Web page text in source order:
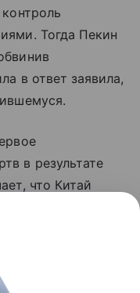
Тогда Пекин
в ответ заявила,
в результате
что Китай
в Южно-
ВМС НОАК